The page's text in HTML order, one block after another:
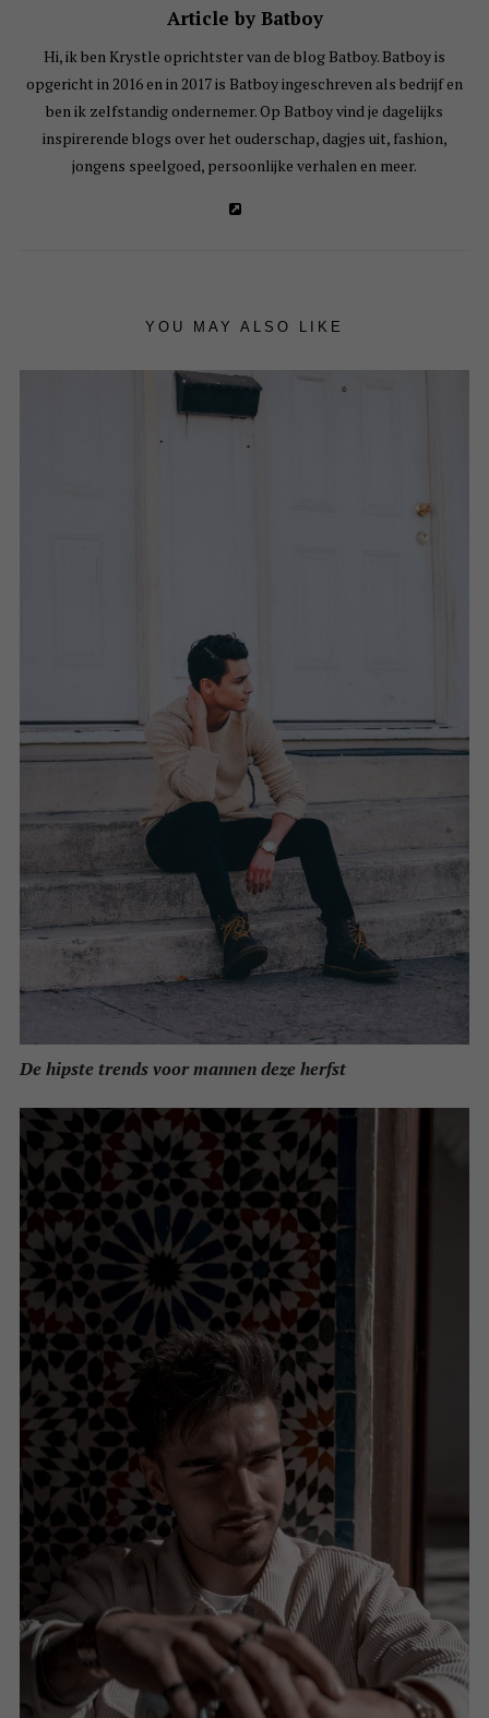
Article by Batboy
Hi, ik ben Krystle oprichtster van de blog Batboy. Batboy is
opgericht in 2016 en in 2017 is Batboy ingeschreven als bedrijf en
ben ik zelfstandig ondernemer. Op Batboy vind je dagelijks
inspirerende blogs over het ouderschap, dagjes uit, fashion,
jongens speelgoed, persoonlijke verhalen en meer.
YOU MAY ALSO LIKE
De hipste trends voor mannen deze herfst